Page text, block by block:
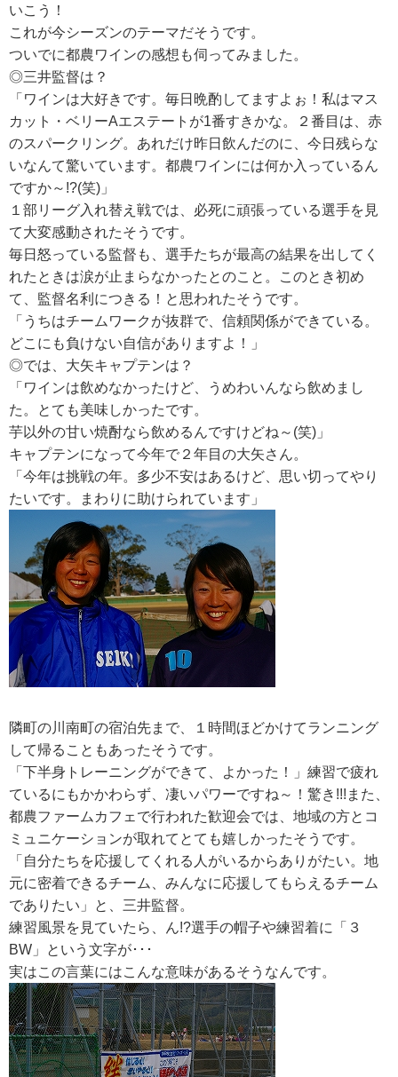
いこう！
これが今シーズンのテーマだそうです。
ついでに都農ワインの感想も伺ってみました。
◎三井監督は？
「ワインは大好きです。毎日晩酌してますよぉ！私はマス
カット・ベリーAエステートが1番すきかな。２番目は、赤
のスパークリング。あれだけ昨日飲んだのに、今日残らな
いなんて驚いています。都農ワインには何か入っているん
ですか～!?(笑)」
１部リーグ入れ替え戦では、必死に頑張っている選手を見
て大変感動されたそうです。
毎日怒っている監督も、選手たちが最高の結果を出してく
れたときは涙が止まらなかったとのこと。このとき初め
て、監督名利につきる！と思われたそうです。
「うちはチームワークが抜群で、信頼関係ができている。
どこにも負けない自信がありますよ！」
◎では、大矢キャプテンは？
「ワインは飲めなかったけど、うめわいんなら飲めまし
た。とても美味しかったです。
芋以外の甘い焼酎なら飲めるんですけどね～(笑)」
キャプテンになって今年で２年目の大矢さん。
「今年は挑戦の年。多少不安はあるけど、思い切ってやり
たいです。まわりに助けられています」
隣町の川南町の宿泊先まで、１時間ほどかけてランニング
して帰ることもあったそうです。
「下半身トレーニングができて、よかった！」練習で疲れ
ているにもかかわらず、凄いパワーですね～！驚き!!!また、
都農ファームカフェで行われた歓迎会では、地域の方とコ
ミュニケーションが取れてとても嬉しかったそうです。
「自分たちを応援してくれる人がいるからありがたい。地
元に密着できるチーム、みんなに応援してもらえるチーム
でありたい」と、三井監督。
練習風景を見ていたら、ん!?選手の帽子や練習着に「３
BW」という文字が･･･
実はこの言葉にはこんな意味があるそうなんです。